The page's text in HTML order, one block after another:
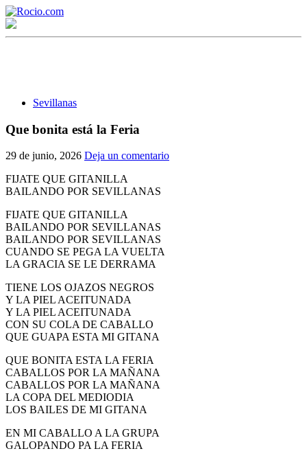
Sevillanas
Que bonita está la Feria
29 de junio, 2026 Deja un comentario
FIJATE QUE GITANILLA
BAILANDO POR SEVILLANAS
FIJATE QUE GITANILLA
BAILANDO POR SEVILLANAS
BAILANDO POR SEVILLANAS
CUANDO SE PEGA LA VUELTA
LA GRACIA SE LE DERRAMA
TIENE LOS OJAZOS NEGROS
Y LA PIEL ACEITUNADA
Y LA PIEL ACEITUNADA
CON SU COLA DE CABALLO
QUE GUAPA ESTA MI GITANA
QUE BONITA ESTA LA FERIA
CABALLOS POR LA MAÑANA
CABALLOS POR LA MAÑANA
LA COPA DEL MEDIODIA
LOS BAILES DE MI GITANA
EN MI CABALLO A LA GRUPA
GALOPANDO PA LA FERIA
¡Bienvenido! Soy el asistente virtual de rocio.com.
Historia de la Virgen del Rocío
¿Cuándo es la romería del Rocío?
¿Cuándo se construyó la primera ermita?
El traslado cada siete años
¿Cuales son los actos principales que se celebran en el
Rocío?
Quiero hacer el camino,¿que tengo que hacer?
En el Rocío, ¿dónde me alojo?